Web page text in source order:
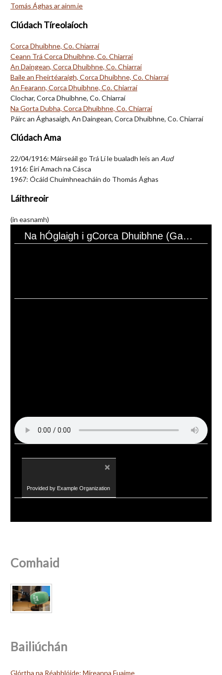
Tomás Ághas ar ainm.ie
Clúdach Tíreolaíoch
Corca Dhuibhne, Co. Chiarraí
Ceann Trá Corca Dhuibhne, Co. Chiarraí
An Daingean, Corca Dhuibhne, Co. Chiarraí
Baile an Fheirtéaraigh, Corca Dhuibhne, Co. Chiarraí
An Fearann, Corca Dhuibhne, Co. Chiarraí
Clochar, Corca Dhuibhne, Co. Chiarraí
Na Gorta Dubha, Corca Dhuibhne, Co. Chiarraí
Páirc an Ághasaigh, An Daingean, Corca Dhuibhne, Co. Chiarraí
Clúdach Ama
22/04/1916: Máirseáil go Trá Lí le bualadh leis an Aud
1916: Éirí Amach na Cásca
1967: Ócáid Chuimhneacháin do Thomás Ághas
Láithreoir
(in easnamh)
Na hÓglaigh i gCorca Dhuibhne (Gan Dáta)
×
Provided by Example Organization
Comhaid
Bailiúchán
Glórtha na Réabhlóide: Míreanna Fuaime